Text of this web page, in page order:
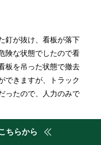
釘が抜け、看板が落下
険な状態でしたので看
板を吊った状態で撤去
できますが、トラック
ったので、人力のみで
で早急に看板を撤去す
ちらから